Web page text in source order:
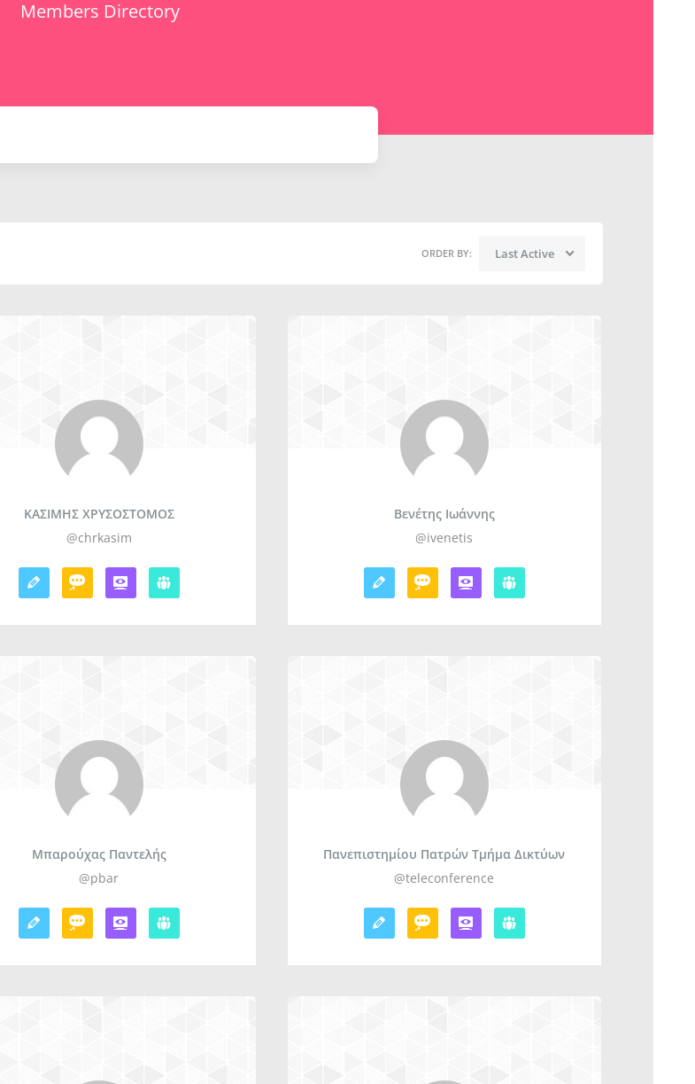
Members Directory
ORDER BY: Last Active
ΚΑΣΙΜΗΣ ΧΡΥΣΟΣΤΟΜΟΣ
@chrkasim
Βενέτης Ιωάννης
@ivenetis
Μπαρούχας Παντελής
@pbar
Πανεπιστημίου Πατρών Τμήμα Δικτύων
@teleconference